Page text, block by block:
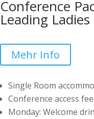
Conference
Leading
Mehr Info
Single Room
Conference access fee
Monday: Welcome